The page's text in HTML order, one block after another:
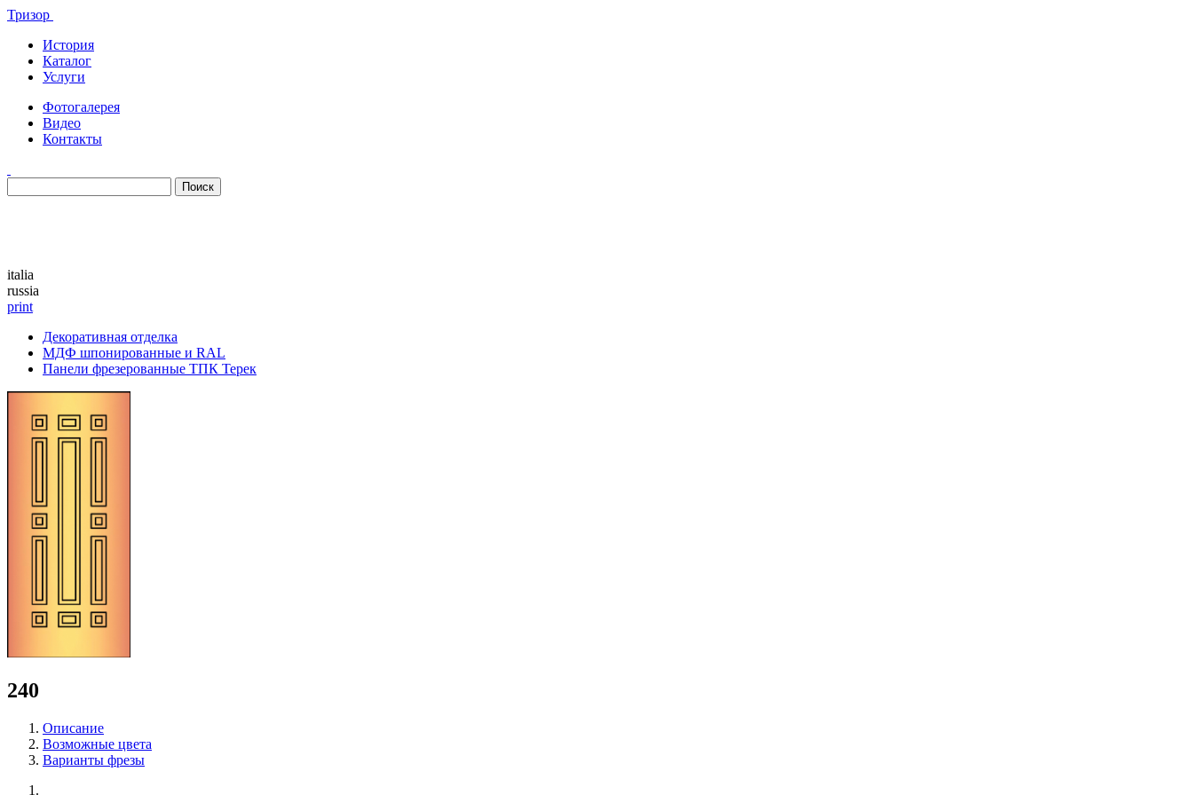
Тризор
История
Каталог
Услуги
Фотогалерея
Видео
Контакты
italia
russia
print
Декоративная отделка
МДФ шпонированные и RAL
Панели фрезерованные ТПК Терек
240
Описание
Возможные цвета
Варианты фрезы